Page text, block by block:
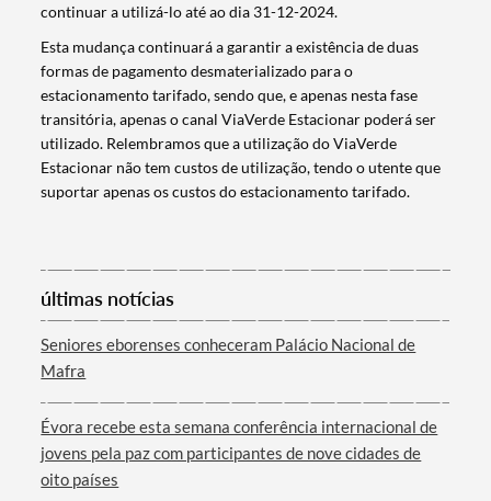
Termo de Pesquisa
Categorias gerais
Filtros
continuar a utilizá-lo até ao dia 31-12-2024.
Esta mudança continuará a garantir a existência de duas
formas de pagamento desmaterializado para o
estacionamento tarifado, sendo que, e apenas nesta fase
transitória, apenas o canal ViaVerde Estacionar poderá ser
utilizado. Relembramos que a utilização do ViaVerde
Estacionar não tem custos de utilização, tendo o utente que
suportar apenas os custos do estacionamento tarifado.
últimas notícias
Seniores eborenses conheceram Palácio Nacional de
Mafra
Évora recebe esta semana conferência internacional de
jovens pela paz com participantes de nove cidades de
oito países